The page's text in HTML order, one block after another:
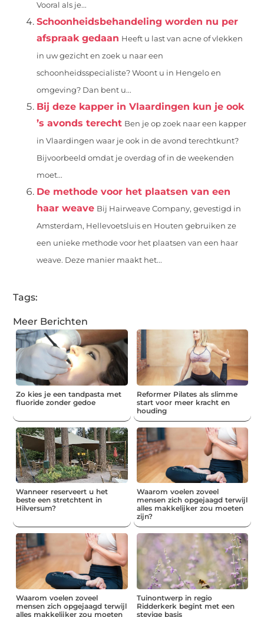
Vooral als je...
Schoonheidsbehandeling worden nu per
afspraak gedaan Heeft u last van acne of vlekken
in uw gezicht en zoek u naar een
schoonheidsspecialiste? Woont u in Hengelo en
omgeving? Dan bent u...
Bij deze kapper in Vlaardingen kun je ook
’s avonds terecht Ben je op zoek naar een kapper
in Vlaardingen waar je ook in de avond terechtkunt?
Bijvoorbeeld omdat je overdag of in de weekenden
moet...
De methode voor het plaatsen van een
haar weave Bij Hairweave Company, gevestigd in
Amsterdam, Hellevoetsluis en Houten gebruiken ze
een unieke methode voor het plaatsen van een haar
weave. Deze manier maakt het...
Tags:
Meer Berichten
Zo kies je een tandpasta met
fluoride zonder gedoe
Reformer Pilates als slimme
start voor meer kracht en
houding
Wanneer reserveert u het
beste een stretchtent in
Hilversum?
Waarom voelen zoveel
mensen zich opgejaagd terwijl
alles makkelijker zou moeten
zijn?
Waarom voelen zoveel
mensen zich opgejaagd terwijl
alles makkelijker zou moeten
Tuinontwerp in regio
Ridderkerk begint met een
stevige basis